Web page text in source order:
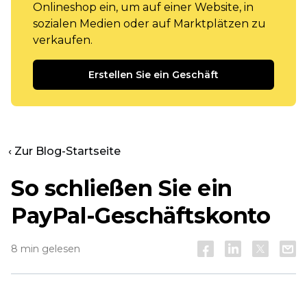
Onlineshop ein, um auf einer Website, in
sozialen Medien oder auf Marktplätzen zu
verkaufen.
Erstellen Sie ein Geschäft
‹ Zur Blog-Startseite
So schließen Sie ein
PayPal-Geschäftskonto
8 min gelesen